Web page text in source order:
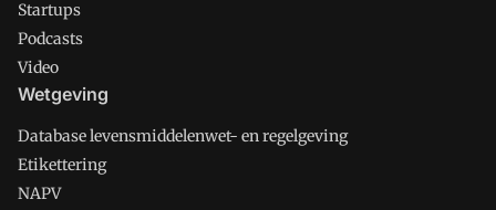
Startups
Podcasts
Video
Wetgeving
Database levensmiddelenwet- en regelgeving
Etikettering
NAPV